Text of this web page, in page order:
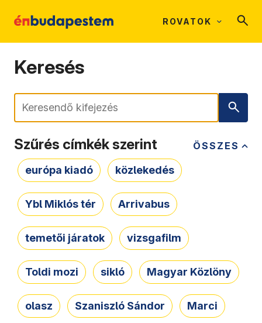
ROVATOK
Keresés
Keresés
ÖSSZES
Szűrés címkék szerint
európa kiadó közlekedés
Ybl Miklós tér Arrivabus
temetői járatok vizsgafilm
Toldi mozi sikló Magyar Közlöny
olasz Szaniszló Sándor Marci